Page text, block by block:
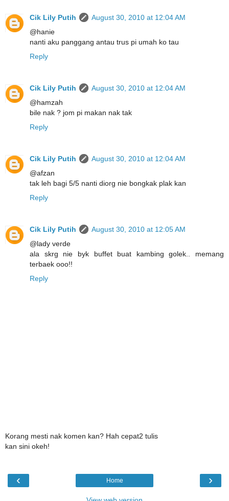
Cik Lily Putih
August 30, 2010 at 12:04 AM
@hanie
nanti aku panggang antau trus pi umah ko tau
Reply
Cik Lily Putih
August 30, 2010 at 12:04 AM
@hamzah
bile nak ? jom pi makan nak tak
Reply
Cik Lily Putih
August 30, 2010 at 12:04 AM
@afzan
tak leh bagi 5/5 nanti diorg nie bongkak plak kan
Reply
Cik Lily Putih
August 30, 2010 at 12:05 AM
@lady verde
ala skrg nie byk buffet buat kambing golek.. memang
terbaek ooo!!
Reply
Korang mesti nak komen kan? Hah cepat2 tulis
kan sini okeh!
‹ ›
Home